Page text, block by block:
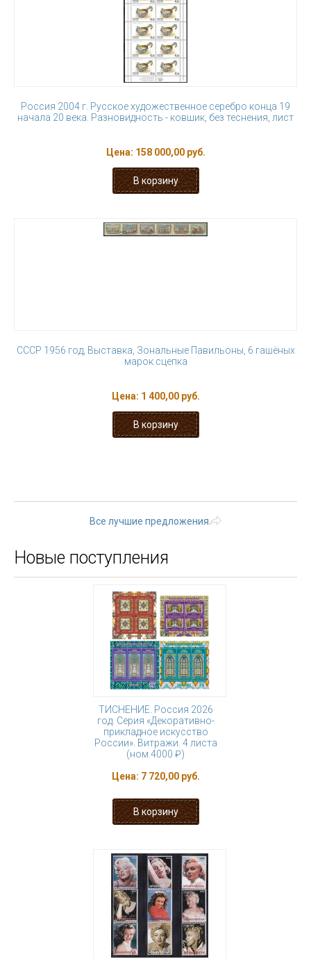
Россия 2004 г. Русское художественное серебро конца 19
начала 20 века. Разновидность - ковшик, без теснения, лист
Цена: 158 000,00 руб.
СССР 1956 год, Выставка, Зональные Павильоны, 6 гашёных
марок сцепка
Цена: 1 400,00 руб.
Все лучшие предложения
Новые поступления
ТИСНЕНИЕ. Россия 2026
год. Серия «Декоративно-
прикладное искусство
России». Витражи. 4 листа
(ном.4000 ₽)
Цена: 7 720,00 руб.